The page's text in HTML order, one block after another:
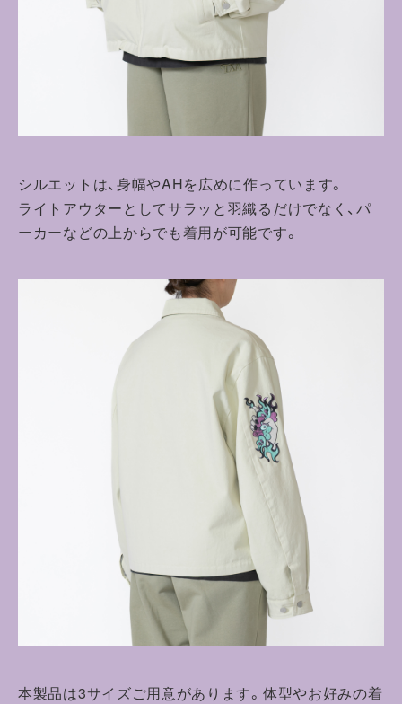
シルエットは、身幅やAHを広めに作っています。
ライトアウターとしてサラッと羽織るだけでなく、パ
ーカーなどの上からでも着用が可能です。
本製品は3サイズご用意があります。体型やお好みの着